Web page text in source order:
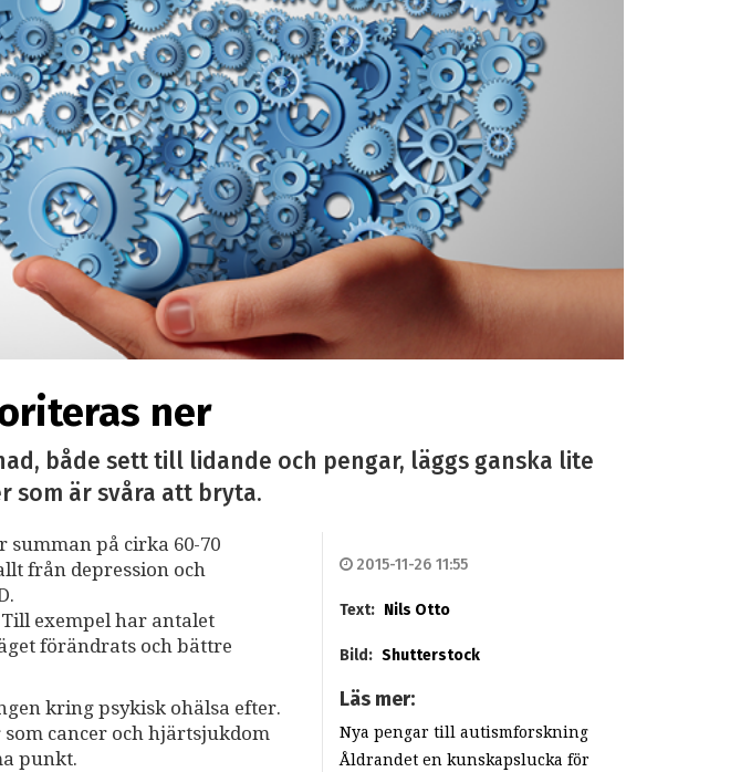
ner
både sett till lidande och pengar, läggs ganska lite
som är svåra att bryta.
på cirka 60-70
från depression och
exempel har antalet
förändrats och bättre
kring psykisk ohälsa efter.
cancer och hjärtsjukdom
punkt.
2015-11-26 11:55
Text: Nils Otto
Bild: Shutterstock
Läs mer:
Nya pengar till autismforskning
Åldrandet en kunskapslucka för